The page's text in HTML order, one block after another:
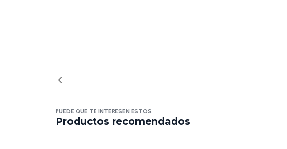
PUEDE QUE TE INTERESEN ESTOS
Productos recomendados